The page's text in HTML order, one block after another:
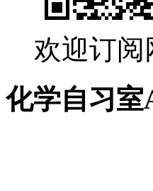
欢迎订
化学自习室